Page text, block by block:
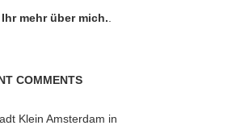
mehr über mich..
COMMENTS
Klein Amsterdam in